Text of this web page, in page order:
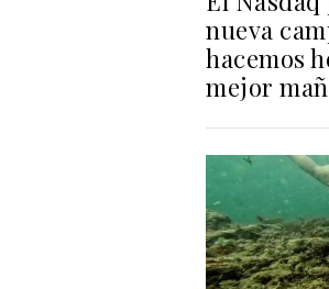
nueva
hacemos
mejor